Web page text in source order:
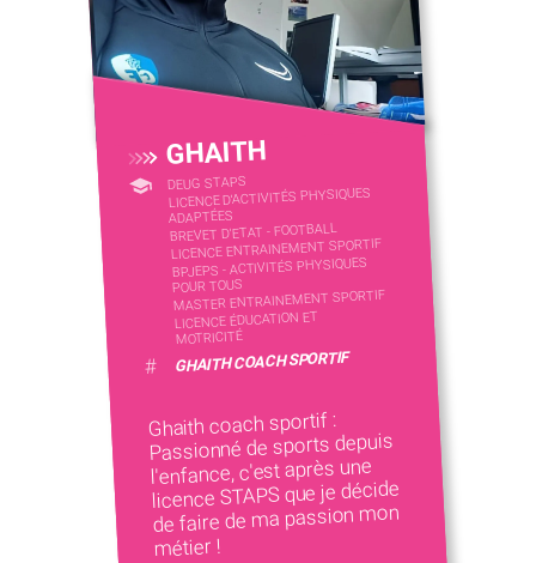
GHAITH
DEUG STAPS
LICENCE D’ACTIVITÉS PHYSIQUES
ADAPTÉES
BREVET D'ETAT - FOOTBALL
LICENCE ENTRAINEMENT SPORTIF
BPJEPS - ACTIVITÉS PHYSIQUES
POUR TOUS
MASTER ENTRAINEMENT SPORTIF
LICENCE ÉDUCATION ET
MOTRICITÉ
# GHAITH COACH SPORTIF
Ghaith coach sportif :
Passionné de sports depuis
l'enfance, c'est après une
licence STAPS que je décide
de faire de ma passion mon
métier !